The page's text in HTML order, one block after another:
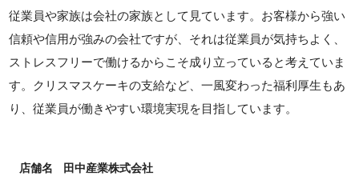
従業員や家族は会社の家族として見ています。お客様から強い
信頼や信用が強みの会社ですが、それは従業員が気持ちよく、
ストレスフリーで働けるからこそ成り立っていると考えていま
す。クリスマスケーキの支給など、一風変わった福利厚生もあ
り、従業員が働きやすい環境実現を目指しています。
店舗名 田中産業株式会社